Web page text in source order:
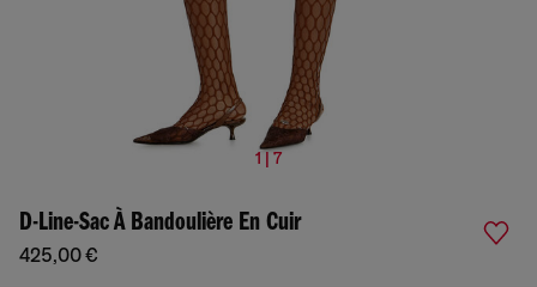
1 | 7
D-Line-Sac À Bandoulière En Cuir
425,00 €